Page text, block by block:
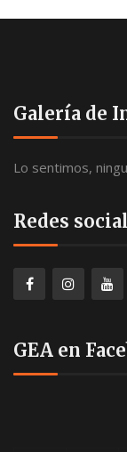
Galería de
Lo sentimos,
Redes
GEA en